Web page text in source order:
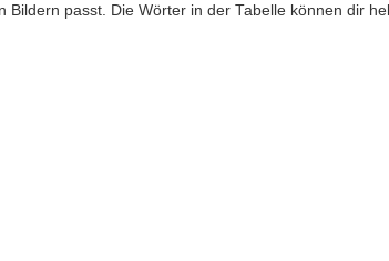
Bildern passt. Die Wörter in der Tabelle können dir